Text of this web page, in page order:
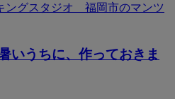
いうちに、作っておきま